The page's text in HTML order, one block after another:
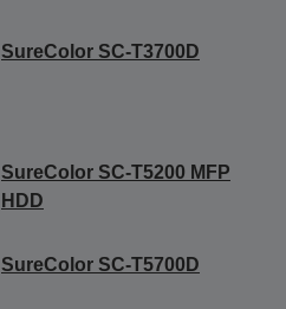
SureColor SC-T3700D
SureColor SC-T5200 MFP
HDD
SureColor SC-T5700D